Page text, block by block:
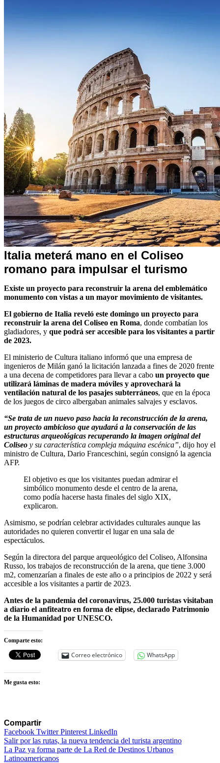
Internacionales
Italia meterá mano en el Coliseo
romano para impulsar el turismo
Existe un proyecto para reconstruir la arena del emblemático
monumento con vistas a un mayor movimiento de visitantes.
El gobierno de Italia reveló este domingo un proyecto para
reconstruir la arena del Coliseo en Roma, donde combatían los
gladiadores, y que podrá ser accesible para los visitantes a partir
de 2023.
El ministerio de Cultura italiano informó que una empresa de
ingenieros de Milán ganó la licitación lanzada a fines de 2020 frente
a una decena de competidores para llevar a cabo un proyecto que
utilizará láminas de madera móviles y aprovechará la
ventilación natural de los pasajes subterráneos, que en la época
de los juegos de circo albergaban animales salvajes y esclavos.
“Se trata de un nuevo paso hacia la reconstrucción de la arena,
un proyecto ambicioso que ayudará a la conservación de las
estructuras arqueológicas recuperando la imagen original del
Coliseo y su característica compleja máquina escénica”, dijo hoy el
ministro de Cultura, Dario Franceschini, según consignó la agencia
AFP.
El objetivo es que los visitantes puedan admirar el
simbólico monumento desde el centro de la arena,
como podía hacerse hasta finales del siglo XIX,
explicaron.
Asimismo, se podrían celebrar actividades culturales aunque las
autoridades no quieren convertir el lugar en una sala de
espectáculos.
Según la directora del parque arqueológico del Coliseo, Alfonsina
Russo, los trabajos de reconstrucción de la arena, que tiene 3.000
m2, comenzarían a finales de este año o a principios de 2022 y será
accesible a los visitantes a partir de 2023.
Antes de la pandemia del coronavirus, 25.000 turistas visitaban
a diario el anfiteatro en forma de elipse, declarado Patrimonio
de la Humanidad por UNESCO.
Comparte esto:
Correo electrónico WhatsApp
Me gusta esto:
Compartir
Facebook TwitterPinterest LinkedIn
Navegación
de
Salir por las rutas, la nueva tendencia del turista argentino
La Paz ya forma parte de La Red de Destinos Urbanos
Latinoamericanos